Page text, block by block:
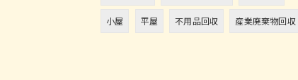
小屋 平屋 不用品回収 産業廃棄物回収